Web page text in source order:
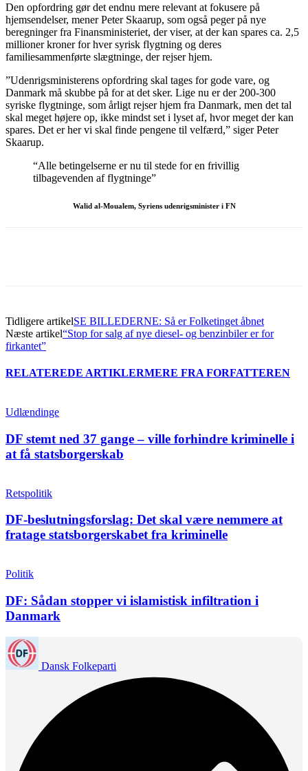
Den opfordring gør det endnu mere relevant at fokusere på
hjemsendelser, mener Peter Skaarup, som også peger på nye
beregninger fra Finansministeriet, der viser, at der kan spares ca. 2,5
millioner kroner for hver syrisk flygtning og deres
familiesammenførte slægtninge, der rejser hjem.
”Udenrigsministerens opfordring skal tages for gode vare, og
Danmark må skubbe på for at det sker. Lige nu er der 200-300
syriske flygtninge, som årligt rejser hjem fra Danmark, men det tal
skal meget højere op, ikke mindst set i lyset af, hvor meget der kan
spares. Det er her vi skal finde pengene til velfærd,” siger Peter
Skaarup.
“Alle betingelserne er nu til stede for en frivillig
tilbagevenden af flygtninge”
Walid al-Moualem, Syriens udenrigsminister i FN
Tidligere artikelSE BILLEDERNE: Så er Folketinget åbnet
Næste artikel“Stop for salg af nye diesel- og benzinbiler er for
firkantet”
RELATEREDE ARTIKLERMERE FRA FORFATTEREN
Udlændinge
DF stemt ned 37 gange – ville forhindre kriminelle i
at få statsborgerskab
Retspolitik
DF-beslutningsforslag: Det skal være nemmere at
fratage statsborgerskabet fra kriminelle
Politik
DF: Sådan stopper vi islamistisk infiltration i
Danmark
Dansk Folkeparti